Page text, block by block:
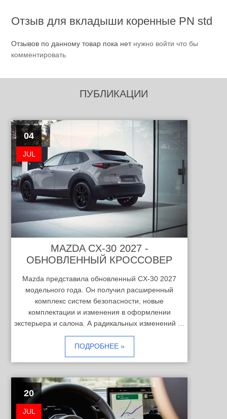
Отзыв для вкладыши коренные PN std
Отзывов по данному товар пока нет нужно войти что бы
комментировать
ПУБЛИКАЦИИ
04
JUL
MAZDA CX-30 2027 -
ОБНОВЛЕННЫЙ КРОССОВЕР
Mazda представила обновленный CX-30 2027
модельного года. Он получил расширенный
комплекс систем безопасности, новые
комплектации и изменения в оформлении
экстерьера и салона. А радикальных изменений …
ПОДРОБНЕЕ »
20
JUL